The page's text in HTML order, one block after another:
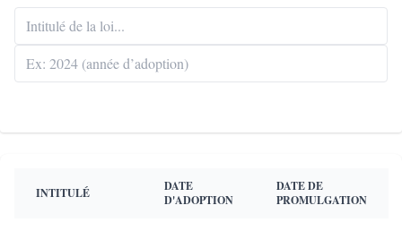
INTITULÉ
DATE
D'ADOPTION
DATE DE
PROMULGATION